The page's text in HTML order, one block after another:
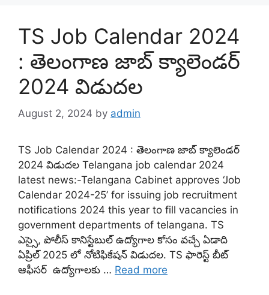
TS Job Calendar 2024
: తెలంగాణ జాబ్‌ క్యాలెండర్‌
2024 విడుదల
August 2, 2024 by admin
TS Job Calendar 2024 : తెలంగాణ జాబ్‌ క్యాలెండర్‌
2024 విడుదల Telangana job calendar 2024
latest news:-Telangana Cabinet approves ‘Job
Calendar 2024-25’ for issuing job recruitment
notifications 2024 this year to fill vacancies in
government departments of telangana. TS
ఎస్సై, పోలీస్ కానిస్టేబుల్ ఉద్యోగాల కోసం వచ్చే ఏడాది
ఏప్రిల్‌ 2025 లో నోటిఫికేషన్ విడుదల. TS ఫారెస్ట్ బీట్
ఆఫీసర్ ఉద్యోగాలకు … Read more